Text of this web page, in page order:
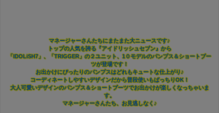
マネージャーさんたちにまたまた大ニュースです♪
トップの人気を誇る『アイドリッシュセブン』から
「IDOLiSH7」、「TRIGGER」の２ユニット、1０モデルのパンプス＆ショートブー
ツが登場です！
お出かけにぴったりのパンプスはどれもキュートな仕上がり♪
コーディネートしやすいデザインだから普段使いもばっちりOK！
大人可愛いデザインのパンプス＆ショートブーツでお出かけが楽しくなっちゃいま
す。
マネージャーさんたち、お見逃しなく♪